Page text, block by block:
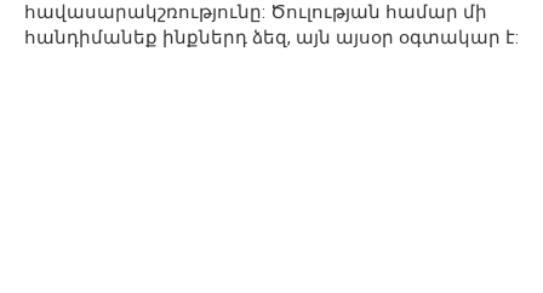
հավասարակշռությունը: Ծուլության համար մի
հանդիմանեք ինքներդ ձեզ, այն այսօր օգտակար է: